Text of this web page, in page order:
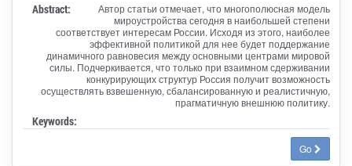
Abstract:
Автор статьи отмечает, что многополюсная модель
мироустройства сегодня в наибольшей степени
соответствует интересам России. Исходя из этого, наиболее
эффективной политикой для нее будет поддержание
динамичного равновесия между основными центрами мировой
силы. Подчеркивается, что только при взаимном сдерживании
конкурирующих структур Россия получит возможность
осуществлять взвешенную, сбалансированную и реалистичную,
прагматичную внешнюю политику.
Keywords:
Go